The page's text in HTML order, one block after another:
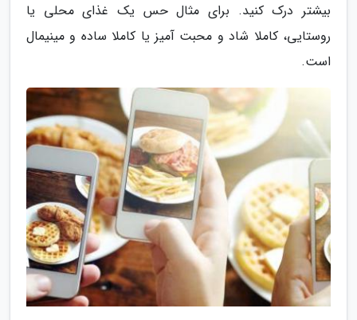
بیشتر درک کنید. برای مثال حس یک غذای محلی یا
روستایی، کاملا شاد و محبت آمیز یا کاملا ساده و مینیمال
است.